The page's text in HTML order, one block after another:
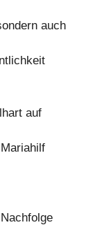
auch
auf